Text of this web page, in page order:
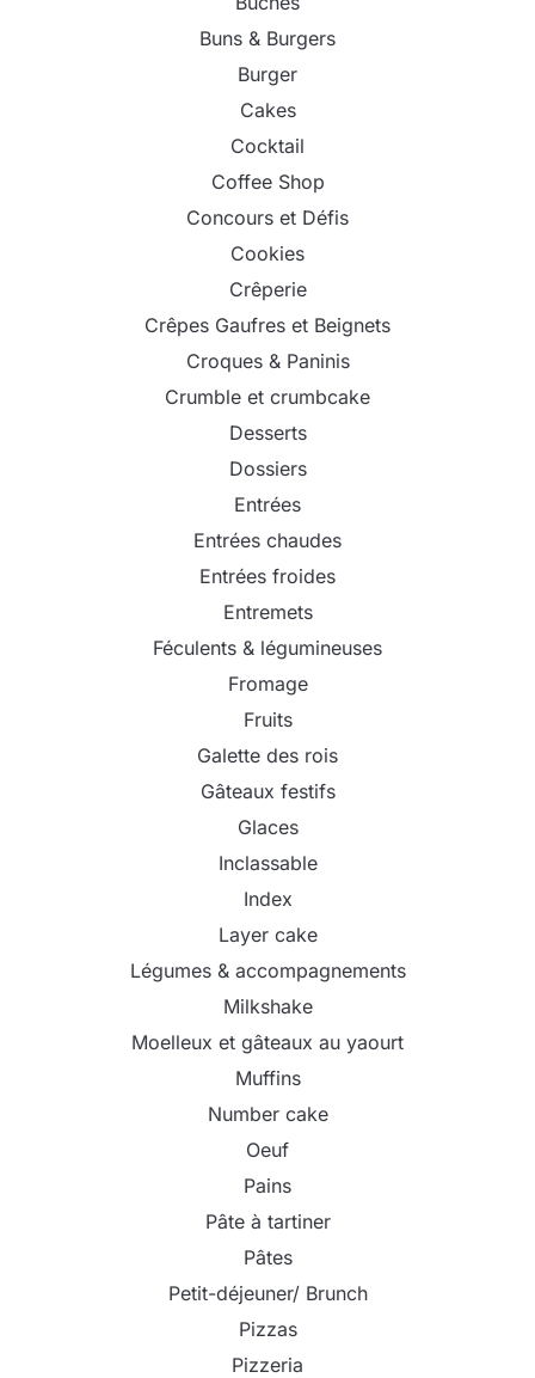
Buns & Burgers
Burger
Cakes
Cocktail
Coffee Shop
Concours et Défis
Cookies
Crêperie
Crêpes Gaufres et Beignets
Croques & Paninis
Crumble et crumbcake
Desserts
Dossiers
Entrées
Entrées chaudes
Entrées froides
Entremets
Féculents & légumineuses
Fromage
Fruits
Galette des rois
Gâteaux festifs
Glaces
Inclassable
Index
Layer cake
Légumes & accompagnements
Milkshake
Moelleux et gâteaux au yaourt
Muffins
Number cake
Oeuf
Pains
Pâte à tartiner
Pâtes
Petit-déjeuner/ Brunch
Pizzas
Pizzeria